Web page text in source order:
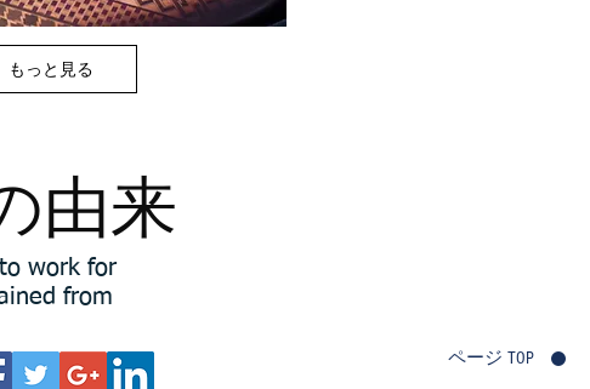
もっと見る
由来
work for
from
ページ TOP